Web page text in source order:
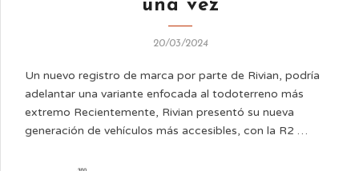
una vez
20/03/2024
Un nuevo registro de marca por parte de Rivian, podría
adelantar una variante enfocada al todoterreno más
extremo Recientemente, Rivian presentó su nueva
generación de vehículos más accesibles, con la R2 …